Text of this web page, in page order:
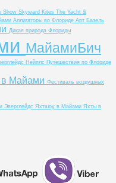
Show Skyward Kites The Yacht &
Аллигаторы во Флориде Арт Базель
Дикая природа Флориды
МайамиБич
Нейплс Путешествия по Флориде
в Майами Фестиваль воздушных
Эверглейдс Яхтшоу в Майами Яхты в